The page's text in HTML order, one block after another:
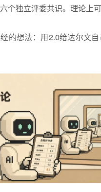
个独立评委共识。理论上可
的想法：用2.0给达尔文